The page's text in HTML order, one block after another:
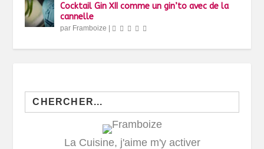
Cocktail Gin XII comme un gin’to avec de la
cannelle
par Framboize |
Search
for:
La Cuisine, j'aime m'y activer